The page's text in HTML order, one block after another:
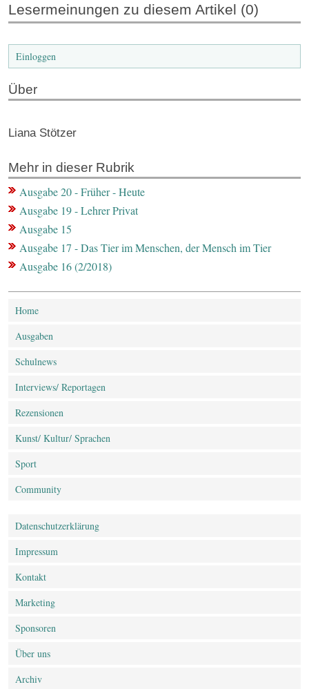
Lesermeinungen zu diesem Artikel (0)
Einloggen
Über
Liana Stötzer
Mehr in dieser Rubrik
Ausgabe 20 - Früher - Heute
Ausgabe 19 - Lehrer Privat
Ausgabe 15
Ausgabe 17 - Das Tier im Menschen, der Mensch im Tier
Ausgabe 16 (2/2018)
Home
Ausgaben
Schulnews
Interviews/ Reportagen
Rezensionen
Kunst/ Kultur/ Sprachen
Sport
Community
Datenschutz­erklärung
Impressum
Kontakt
Marketing
Sponsoren
Über uns
Archiv